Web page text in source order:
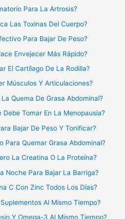
Para La Artrosis?
Las Toxinas Del Cuerpo?
Para Bajar De Peso?
Envejecer Más Rápido?
El Cartílago De La Rodilla?
Músculos Y Articulaciones?
Quema De Grasa Abdominal?
Debe Tomar En La Menopausia?
Bajar De Peso Y Tonificar?
Para Quemar Grasa Abdominal?
La Creatina O La Proteína?
Noche Para Bajar La Barriga?
C Con Zinc Todos Los Días?
Al Mismo Tiempo?
Y Omega-3 Al Mismo Tiempo?